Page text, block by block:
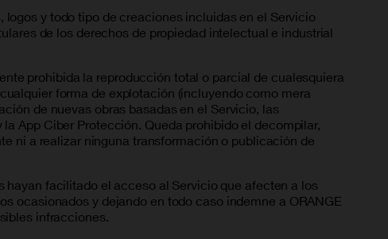
y todo tipo de creaciones incluidas en el Servicio
de los derechos de propiedad intelectual e industrial
prohibida la reproducción total o parcial de cualesquiera
forma de explotación (incluyendo como mera
de nuevas obras basadas en el Servicio, las
App Ciber Protección. Queda prohibido el decompilar,
ni a realizar ninguna transformación o publicación de
facilitado el acceso al Servicio que afecten a los
ocasionados y dejando en todo caso indemne a ORANGE
infracciones.